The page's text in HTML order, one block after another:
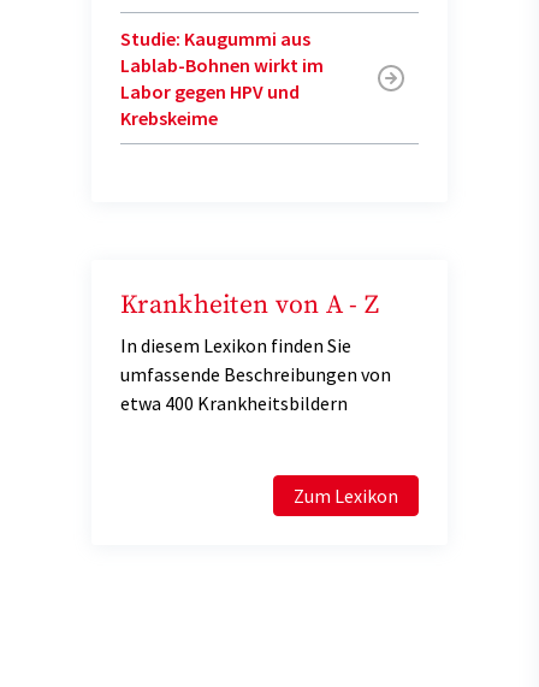
Studie: Kaugummi aus
Lablab-Bohnen wirkt im
Labor gegen HPV und
Krebskeime
Krankheiten von A - Z
In diesem Lexikon finden Sie
umfassende Beschreibungen von
etwa 400 Krankheitsbildern
Zum Lexikon